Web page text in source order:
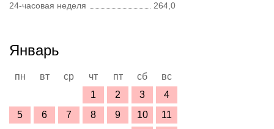
24-часовая неделя
264,0
Январь
пн вт ср чт пт сб
вс
1
2 3
4
5
6 7 8 9 10
11